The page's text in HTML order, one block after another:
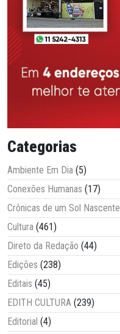
Categorias
Ambiente Em Dia (5)
Conexões Humanas (17)
Crônicas de um Sol Nascente
Cultura (461)
Direto da Redação (44)
Edições (238)
Editais (45)
EDITH CULTURA (239)
Editorial (4)